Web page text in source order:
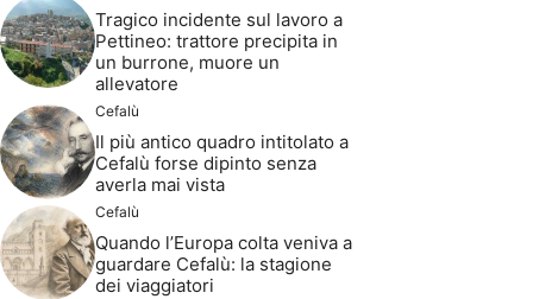
Tragico incidente sul lavoro a
Pettineo: trattore precipita in
un burrone, muore un
allevatore
Cefalù
Il più antico quadro intitolato a
Cefalù forse dipinto senza
averla mai vista
Cefalù
Quando l’Europa colta veniva a
guardare Cefalù: la stagione
dei viaggiatori